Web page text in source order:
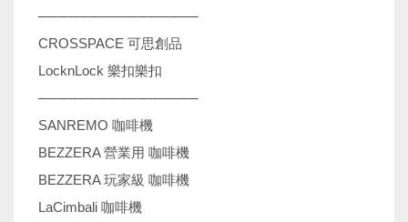
────────────────
CROSSPACE 可思創品
LocknLock 樂扣樂扣
────────────────
SANREMO 咖啡機
BEZZERA 營業用 咖啡機
BEZZERA 玩家級 咖啡機
LaCimbali 咖啡機